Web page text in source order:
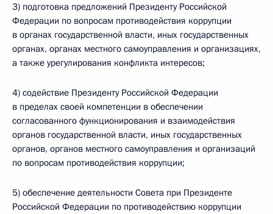
3) подготовка предложений Президенту Российской
Федерации по вопросам противодействия коррупции
в органах государственной власти, иных государственных
органах, органах местного самоуправления и организациях,
а также урегулирования конфликта интересов;
4) содействие Президенту Российской Федерации
в пределах своей компетенции в обеспечении
согласованного функционирования и взаимодействия
органов государственной власти, иных государственных
органов, органов местного самоуправления и организаций
по вопросам противодействия коррупции;
5) обеспечение деятельности Совета при Президенте
Российской Федерации по противодействию коррупции